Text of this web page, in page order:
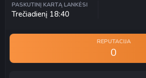
PASKUTINĮ KARTĄ LANKĖSI
Trečiadienį 18:40
REPUTACIJA
0